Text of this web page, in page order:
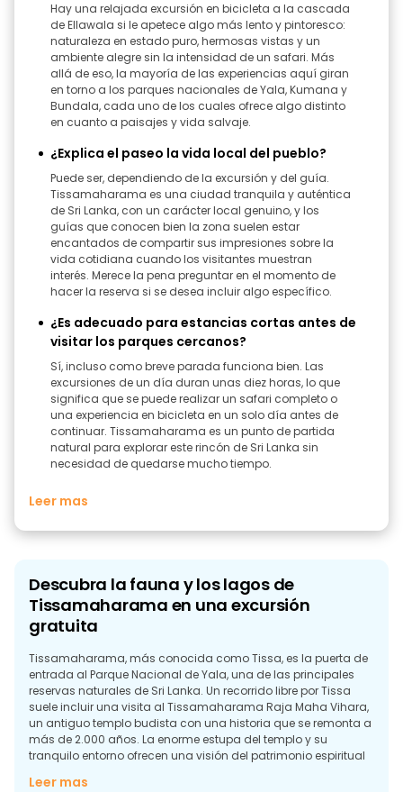
Hay una relajada excursión en bicicleta a la cascada
de Ellawala si le apetece algo más lento y pintoresco:
naturaleza en estado puro, hermosas vistas y un
ambiente alegre sin la intensidad de un safari. Más
allá de eso, la mayoría de las experiencias aquí giran
en torno a los parques nacionales de Yala, Kumana y
Bundala, cada uno de los cuales ofrece algo distinto
en cuanto a paisajes y vida salvaje.
¿Explica el paseo la vida local del pueblo?
Puede ser, dependiendo de la excursión y del guía.
Tissamaharama es una ciudad tranquila y auténtica
de Sri Lanka, con un carácter local genuino, y los
guías que conocen bien la zona suelen estar
encantados de compartir sus impresiones sobre la
vida cotidiana cuando los visitantes muestran
interés. Merece la pena preguntar en el momento de
hacer la reserva si se desea incluir algo específico.
¿Es adecuado para estancias cortas antes de
visitar los parques cercanos?
Sí, incluso como breve parada funciona bien. Las
excursiones de un día duran unas diez horas, lo que
significa que se puede realizar un safari completo o
una experiencia en bicicleta en un solo día antes de
continuar. Tissamaharama es un punto de partida
natural para explorar este rincón de Sri Lanka sin
necesidad de quedarse mucho tiempo.
Leer mas
Descubra la fauna y los lagos de
Tissamaharama en una excursión
gratuita
Tissamaharama, más conocida como Tissa, es la puerta de
entrada al Parque Nacional de Yala, una de las principales
reservas naturales de Sri Lanka. Un recorrido libre por Tissa
suele incluir una visita al Tissamaharama Raja Maha Vihara,
un antiguo templo budista con una historia que se remonta a
más de 2.000 años. La enorme estupa del templo y su
tranquilo entorno ofrecen una visión del patrimonio espiritual
Leer mas